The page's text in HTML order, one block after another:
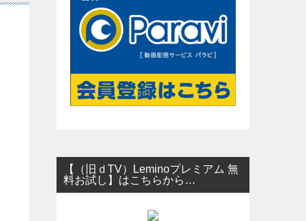
【（旧ｄTV）Leminoプレミアム 無
料お試し】はこちらから…